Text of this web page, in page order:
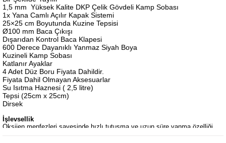
1,5 mm Yüksek Kalite DKP Çelik Gövdeli Kamp Sobası
1x Yana Camlı Açılır Kapak Sistemi
25×25 cm Boyutunda Kuzine Tepsisi
Ø100 mm Baca Çıkışı
Dışarıdan Kontrol Baca Klapesi
600 Derece Dayanıklı Yanmaz Siyah Boya
Kuzineli Kamp Sobası
Katlanır Ayaklar
4 Adet Düz Boru Fiyata Dahildir.
Fiyata Dahil Olmayan Aksesuarlar
Su Isıtma Haznesi ( 2,5 litre)
Tepsi (25cm x 25cm)
Dirsek
İşlevsellik
Oksijen menfezleri sayesinde hızlı tutuşma ve uzun süre yanma özelliği